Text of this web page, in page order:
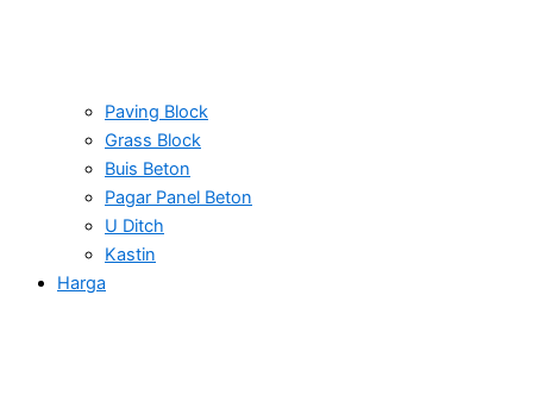
Paving Block
Grass Block
Buis Beton
Pagar Panel Beton
U Ditch
Kastin
Harga